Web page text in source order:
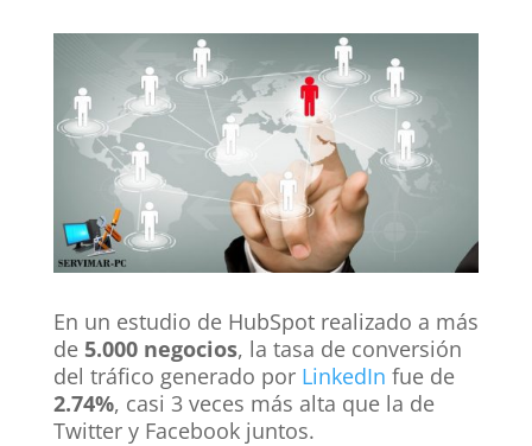
En un estudio de HubSpot realizado a más
de 5.000 negocios, la tasa de conversión
del tráfico generado por LinkedIn fue de
2.74%, casi 3 veces más alta que la de
Twitter y Facebook juntos.